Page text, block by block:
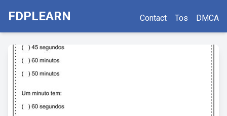
FDPLEARN Contact Tos DMCA